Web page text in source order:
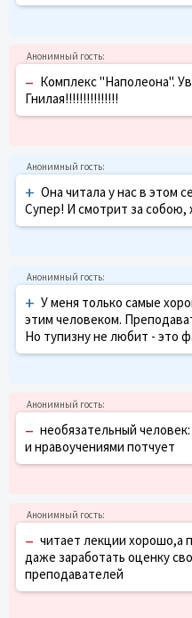
– Комплекс "Наполеона".
Гнилая!!!!!!!!!!!!!!!
+ Она читала у нас в этом
Супер! И смотрит за собою,
+ У меня только самые
этим человеком.
Но тупизну не любит - это
– необязательный
и нравоучениями потчует
– читает лекции хорошо,а
даже заработать оценку
преподавателей